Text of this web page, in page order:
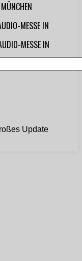
MESSE IN
MESSE IN
Update